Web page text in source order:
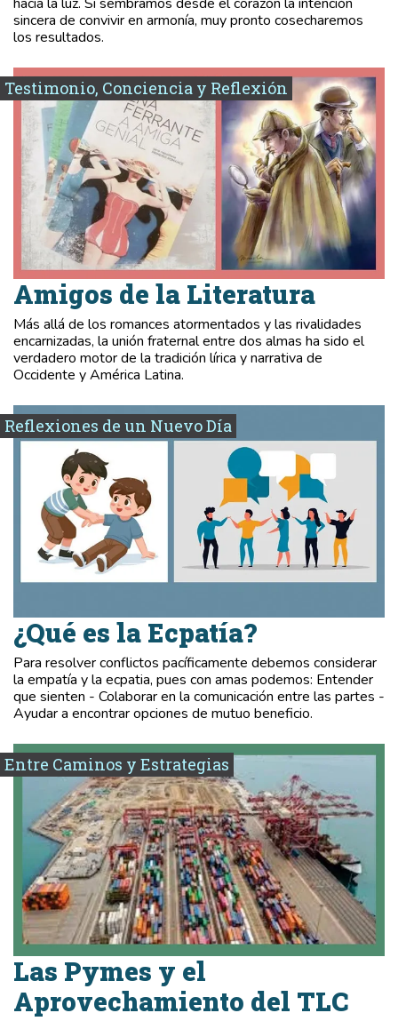
sincera de convivir en armonía, muy pronto cosecharemos
los resultados.
Testimonio, Conciencia y Reflexión
Amigos de la Literatura
Más allá de los romances atormentados y las rivalidades
encarnizadas, la unión fraternal entre dos almas ha sido el
verdadero motor de la tradición lírica y narrativa de
Occidente y América Latina.
Reflexiones de un Nuevo Día
¿Qué es la Ecpatía?
Para resolver conflictos pacíficamente debemos considerar
la empatía y la ecpatia, pues con amas podemos: Entender
que sienten - Colaborar en la comunicación entre las partes -
Ayudar a encontrar opciones de mutuo beneficio.
Entre Caminos y Estrategias
Las Pymes y el
Aprovechamiento del TLC